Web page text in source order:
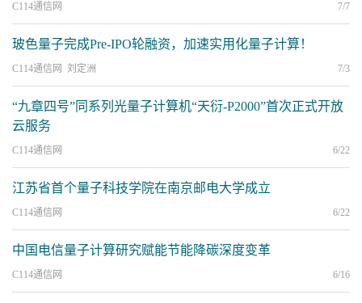
C114通信网 7/7
玻色量子完成Pre-IPO轮融资，加速实用化量子计算！
C114通信网 刘定洲 7/3
“九章四号”同系列光量子计算机“天衍-P2000”首次正式开放
云服务
C114通信网 6/22
江苏省首个量子科技学院在南京邮电大学成立
C114通信网 6/22
中国电信量子计算研究赋能节能降碳深度变革
C114通信网 6/16